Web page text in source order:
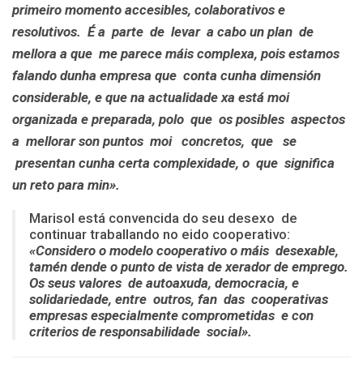
primeiro momento accesibles, colaborativos e
resolutivos. É a parte de levar a cabo un plan de
mellora a que me parece máis complexa, pois estamos
falando dunha empresa que conta cunha dimensión
considerable, e que na actualidade xa está moi
organizada e preparada, polo que os posibles aspectos
a mellorar son puntos moi concretos, que se
presentan cunha certa complexidade, o que significa
un reto para min».
Marisol está convencida do seu desexo de
continuar traballando no eido cooperativo:
«Considero o modelo cooperativo o máis desexable,
tamén dende o punto de vista de xerador de emprego.
Os seus valores de autoaxuda, democracia, e
solidariedade, entre outros, fan das cooperativas
empresas especialmente comprometidas e con
criterios de responsabilidade social».